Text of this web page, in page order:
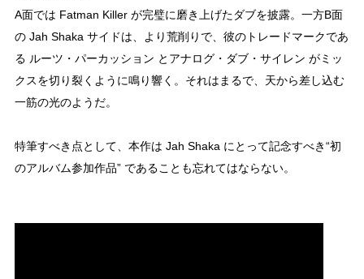
A面では Fatman Killer が完璧に磨き上げたダブを披露。一方B面
の Jah Shaka サイドは、より荒削りで、彼のトレードマークであ
る ルーツ・パーカッション とアナログ・ダブ・サイレン がミッ
クスを切り裂くように鳴り響く。それはまるで、天から差し込む
一筋の光のようだ。
特筆すべき点として、本作は Jah Shaka にとって記念すべき“初
のアルバム参加作品” であることも忘れてはならない。